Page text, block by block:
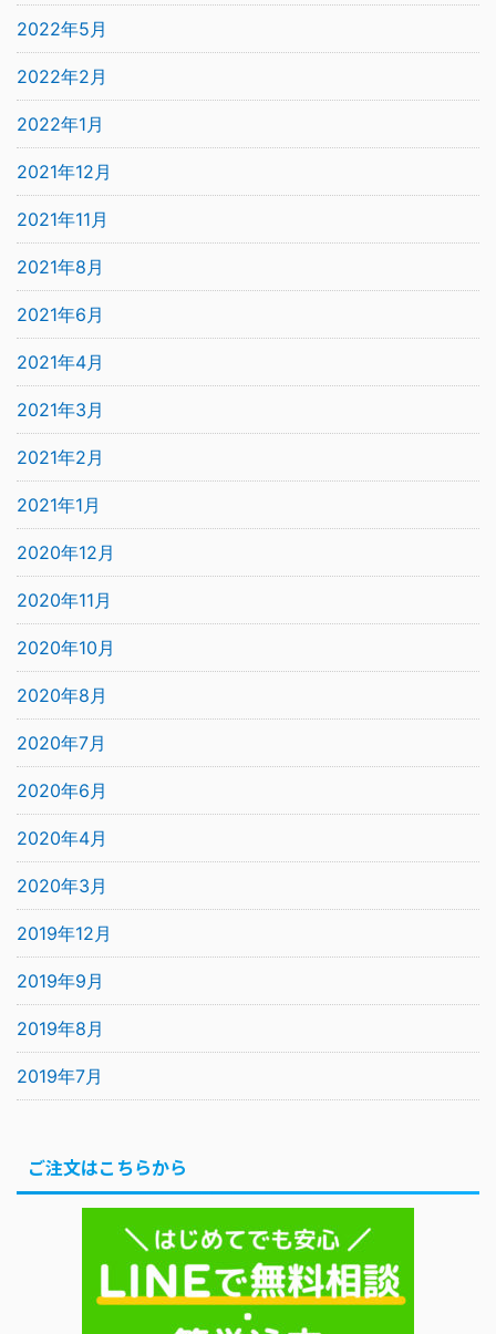
2022年5月
2022年2月
2022年1月
2021年12月
2021年11月
2021年8月
2021年6月
2021年4月
2021年3月
2021年2月
2021年1月
2020年12月
2020年11月
2020年10月
2020年8月
2020年7月
2020年6月
2020年4月
2020年3月
2019年12月
2019年9月
2019年8月
2019年7月
ご注文はこちらから